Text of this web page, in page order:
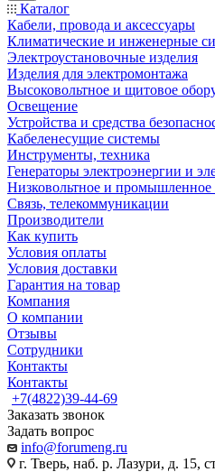
Каталог
Кабели, провода и аксессуары
Климатические и инженерные
Электроустановочные изделия
Изделия для электромонтажа
Высоковольтное и щитовое
Освещение
Устройства и средства
Кабеленесущие системы
Инструменты, техника
Генераторы электроэнергии и
Низковольтное и промышленное
Связь, телекоммуникации
Производители
Как купить
Условия оплаты
Условия доставки
Гарантия на товар
Компания
О компании
Отзывы
Сотрудники
Контакты
Контакты
+7(4822)39-44-69
Заказать звонок
Задать вопрос
info@forumeng.ru
г. Тверь, наб. р. Лазури, д. 15,